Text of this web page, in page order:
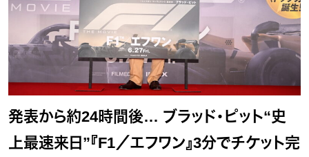
発表から約24時間後… ブラッド・ピット“史
上最速来日”『F1／エフワン』3分でチケット完